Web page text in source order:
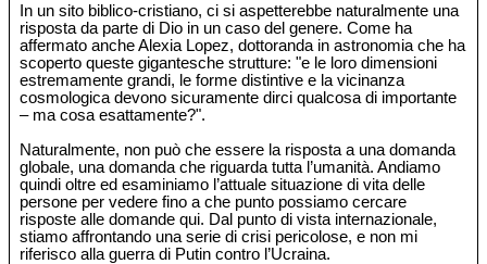
In un sito biblico-cristiano, ci si aspetterebbe naturalmente una
risposta da parte di Dio in un caso del genere. Come ha
affermato anche Alexia Lopez, dottoranda in astronomia che ha
scoperto queste gigantesche strutture: "e le loro dimensioni
estremamente grandi, le forme distintive e la vicinanza
cosmologica devono sicuramente dirci qualcosa di importante
– ma cosa esattamente?".
Naturalmente, non può che essere la risposta a una domanda
globale, una domanda che riguarda tutta l’umanità. Andiamo
quindi oltre ed esaminiamo l’attuale situazione di vita delle
persone per vedere fino a che punto possiamo cercare
risposte alle domande qui. Dal punto di vista internazionale,
stiamo affrontando una serie di crisi pericolose, e non mi
riferisco alla guerra di Putin contro l’Ucraina.